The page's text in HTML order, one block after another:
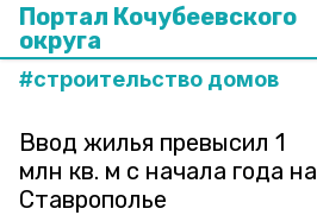
Портал Кочубеевского
округа
#строительство домов
Ввод жилья превысил 1
млн кв. м с начала года на
Ставрополье